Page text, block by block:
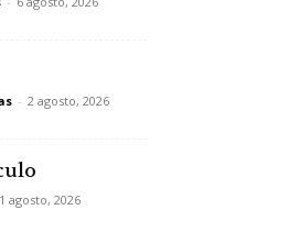
- 2 agosto, 2026
1 agosto, 2026